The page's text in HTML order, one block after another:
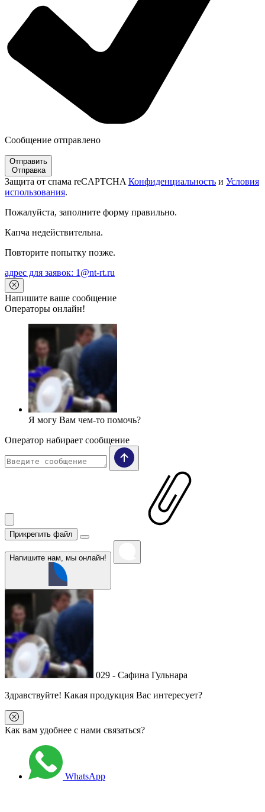
Сообщение отправлено
Отправить
Отправка
Защита от спама reCAPTCHA Конфиденциальность и Условия
использования.
Пожалуйста, заполните форму правильно.
Капча недействительна.
Повторите попытку позже.
адрес для заявок: 1@nt-rt.ru
Напишите ваше сообщение
Операторы онлайн!
Я могу Вам чем-то помочь?
Оператор набирает сообщение
Прикрепить файл
Напишите нам, мы онлайн!
029 - Сафина Гульнара
Здравствуйте! Какая продукция Вас интересует?
Как вам удобнее с нами связаться?
WhatsApp